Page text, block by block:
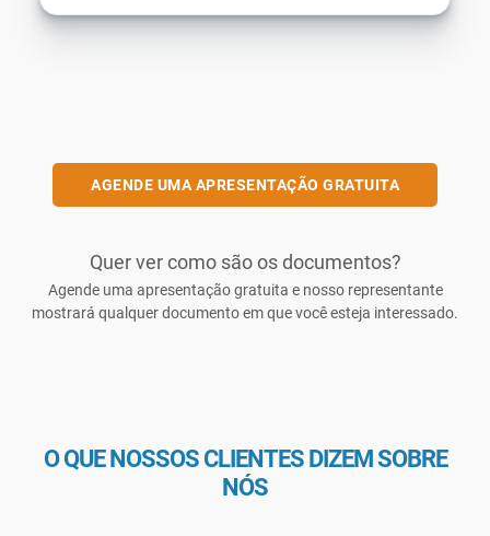
AGENDE UMA APRESENTAÇÃO GRATUITA
Quer ver como são os documentos?
Agende uma apresentação gratuita e nosso representante
mostrará qualquer documento em que você esteja interessado.
O QUE NOSSOS CLIENTES DIZEM SOBRE
NÓS